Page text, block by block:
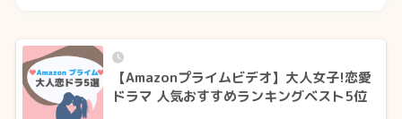
【Amazonプライムビデオ】大人女子!恋愛
ドラマ 人気おすすめランキングベスト5位